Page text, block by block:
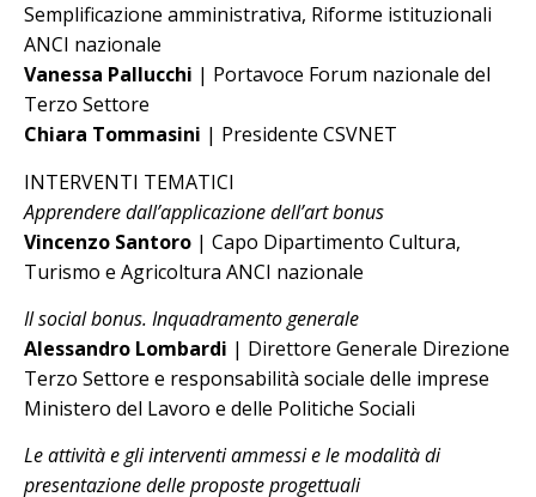
Semplificazione amministrativa, Riforme istituzionali
ANCI nazionale
Vanessa Pallucchi | Portavoce Forum nazionale del
Terzo Settore
Chiara Tommasini | Presidente CSVNET
INTERVENTI TEMATICI
Apprendere dall’applicazione dell’art bonus
Vincenzo Santoro | Capo Dipartimento Cultura,
Turismo e Agricoltura ANCI nazionale
Il social bonus. Inquadramento generale
Alessandro Lombardi | Direttore Generale Direzione
Terzo Settore e responsabilità sociale delle imprese
Ministero del Lavoro e delle Politiche Sociali
Le attività e gli interventi ammessi e le modalità di
presentazione delle proposte progettuali